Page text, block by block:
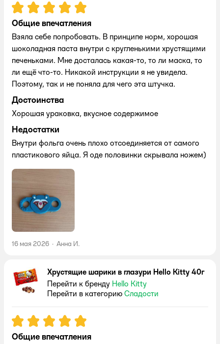
Рейтинг:5
Общие впечатления
Взяла себе попробовать. В принципе норм, хорошая
шоколадная паста внутри с кругленькими хрустящими
печеньками. Мне досталась какая-то, то ли маска, то
ли ещё что-то. Никакой инструкции я не увидела.
Поэтому, так и не поняла для чего эта штучка.
Достоинства
Хорошая ураковка, вкусное содержимое
Недостатки
Внутри фольга очень плохо отсоединяется от самого
пластикового яйца. Я оде половинки скрывала ножем)
16 мая 2026 · Анна И.
Хрустящие шарики в глазури Hello Kitty 40г
Перейти к бренду Hello Kitty
Перейти в категорию Сладости
Рейтинг:5
Общие впечатления